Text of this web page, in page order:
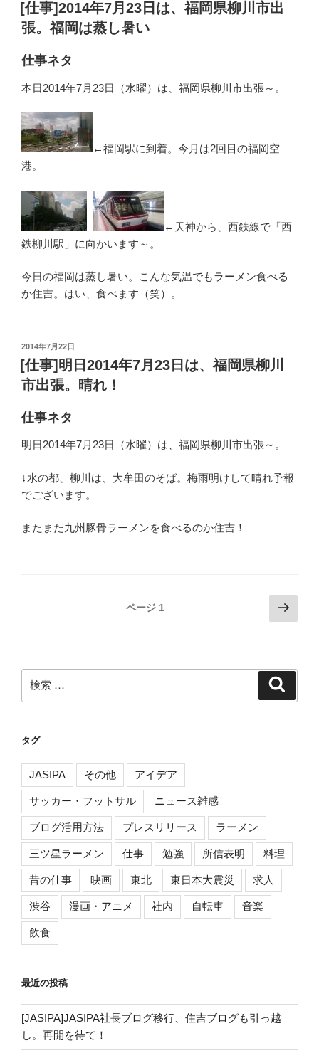
稿
日:
[仕事]2014年7月23日は、福岡県柳川市出
張。福岡は蒸し暑い
仕事ネタ
本日2014年7月23日（水曜）は、福岡県柳川市出張～。
←福岡駅に到着。今月は2回目の福岡空
港。
←天神から、西鉄線で「西
鉄柳川駅」に向かいます～。
今日の福岡は蒸し暑い。こんな気温でもラーメン食べる
か住吉。はい、食べます（笑）。
投
稿
日:
2014年7月22日
[仕事]明日2014年7月23日は、福岡県柳川
市出張。晴れ！
仕事ネタ
明日2014年7月23日（水曜）は、福岡県柳川市出張～。
↓水の都、柳川は、大牟田のそば。梅雨明けして晴れ予報
でございます。
またまた九州豚骨ラーメンを食べるのか住吉！
ゲ
ー
ョ
ン
ページ 1
次
の
ジ
検
索:
タグ
JASIPA その他 アイデア
サッカー・フットサル ニュース雑感
ブログ活用方法 プレスリリース ラーメン
三ツ星ラーメン 仕事 勉強 所信表明 料理
昔の仕事 映画 東北 東日本大震災 求人
渋谷 漫画・アニメ 社内 自転車 音楽
飲食
最近の投稿
[JASIPA]JASIPA社長ブログ移行、住吉ブログも引っ越
し。再開を待て！